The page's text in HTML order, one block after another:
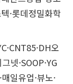
·롯데정밀화학
오
넷·SOOP·YG
일유업·뷰노·